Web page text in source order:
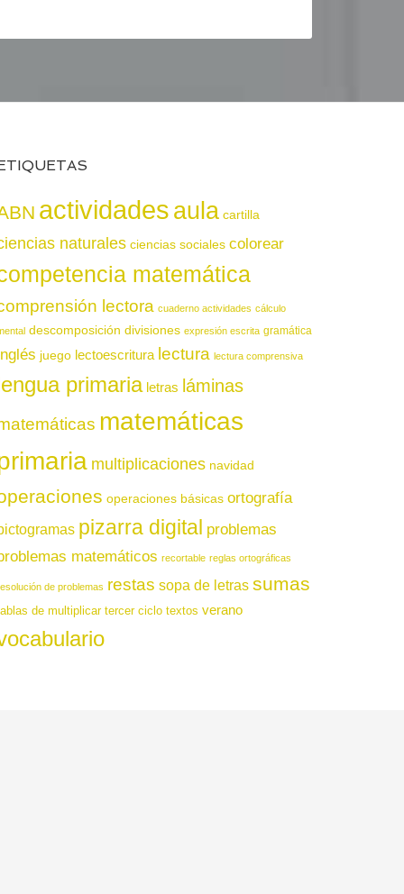
actividadesaula cartilla
naturales ciencias sociales colorear
matemática
lectora cuaderno actividades cálculo
descomposición divisiones expresión escrita gramática
juego lectoescritura lectura lectura comprensiva
primaria letras láminas
matemáticas
multiplicaciones navidad
operaciones básicas ortografía
pizarra digital problemas
matemáticos recortable reglas ortográficas
de problemas restas sopa de letras sumas
de multiplicar tercer ciclo textos verano